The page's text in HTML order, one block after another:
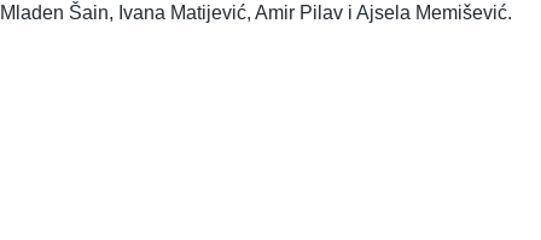
Mladen Šain, Ivana Matijević, Amir Pilav i Ajsela Memišević.